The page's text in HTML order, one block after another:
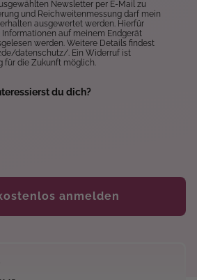
Newsletter per E-Mail zu
und Reichweitenmessung darf mein
ausgewertet werden. Hierfür
auf meinem Endgerät
werden. Weitere Details findest
datenschutz/. Ein Widerruf ist
für die Zukunft möglich.
du dich?
anmelden